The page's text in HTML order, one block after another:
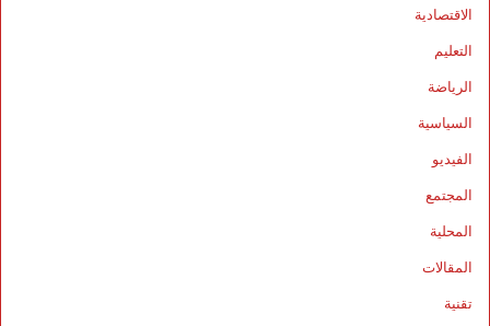
الاقتصادية
التعليم
الرياضة
السياسية
الفيديو
المجتمع
المحلية
المقالات
تقنية